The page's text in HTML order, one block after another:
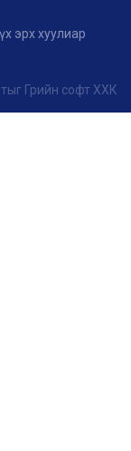
эрх хуулиар
ыг Грийн софт ХХК